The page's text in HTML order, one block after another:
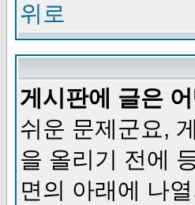
위로
게시판에 글은
쉬운 문제군요,
을 올리기 전에
면의 아래에 나